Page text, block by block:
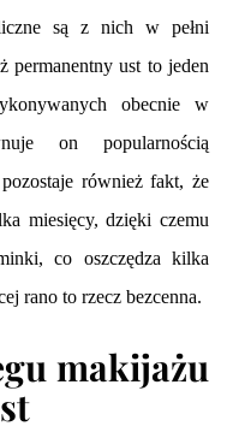
są z nich w pełni
permanentny ust to jeden
obecnie w
on popularnością
również fakt, że
miesięcy, dzięki czemu
co oszczędza kilka
rano to rzecz bezcenna.
makijażu